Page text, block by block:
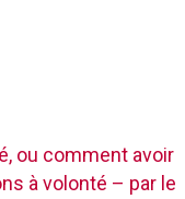
ou comment avoir
à volonté – par le